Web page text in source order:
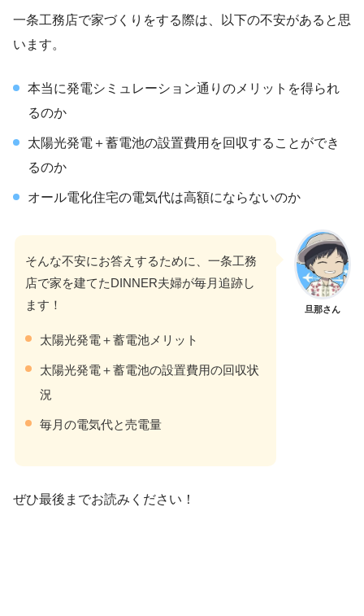
一条工務店で家づくりをする際は、以下の不安があると思
います。
本当に発電シミュレーション通りのメリットを得られ
るのか
太陽光発電＋蓄電池の設置費用を回収することができ
るのか
オール電化住宅の電気代は高額にならないのか
旦那さん
そんな不安にお答えするために、一条工務
店で家を建てたDINNER夫婦が毎月追跡し
ます！
太陽光発電＋蓄電池メリット
太陽光発電＋蓄電池の設置費用の回収状
況
毎月の電気代と売電量
ぜひ最後までお読みください！